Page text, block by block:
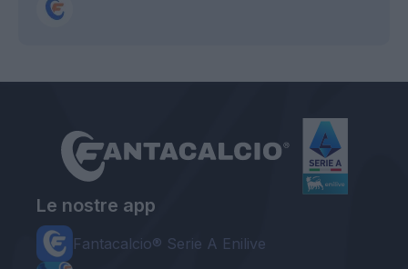
Le nostre app
Fantacalcio® Serie A Enilive